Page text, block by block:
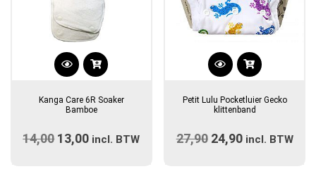
Dit
heeft
variaties.
Kanga Care 6R Soaker
Bamboe
14,00 Oorspronkelijke
13,00 Huidige
incl. BTW
Petit Lulu Pocketluier Gecko
klittenband
27,90 Oorspronkelijke
24,90Huidige
incl. BTW